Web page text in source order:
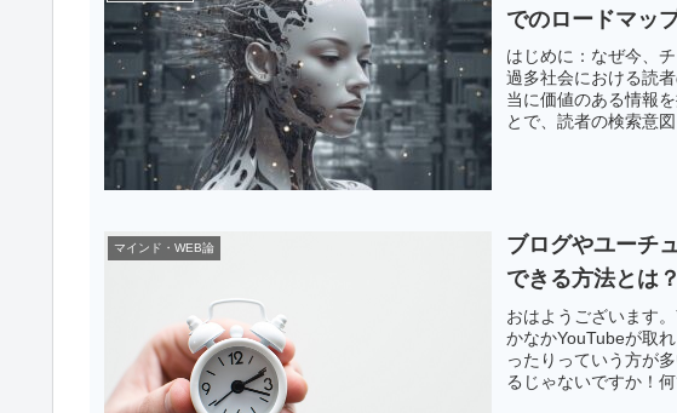
でのロードマッ
はじめに：なぜ今、
過多社会における読
当に価値のある情報
とで、読者の検索意
マインド・WEB論
ブログやユーチ
できる方法とは？
おはようございます
かなかYouTubeが取
ったりっていう方が
るじゃないですか！